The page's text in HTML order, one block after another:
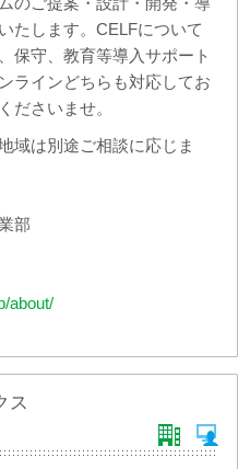
たします。CELFについて
保守、教育等導入サポート
ラインどちらも対応してお
ださいませ。
は別途ご相談に応じま
部
about/
ス